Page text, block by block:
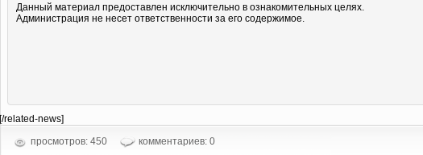
Данный материал предоставлен исключительно в ознакомительных целях.
Администрация не несет ответственности за его содержимое.
[/related-news]
просмотров: 450
комментариев: 0